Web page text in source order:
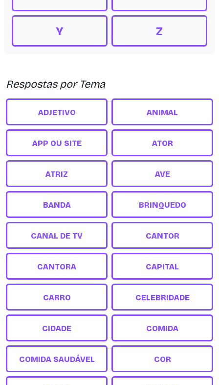
Y Z
Respostas por Tema
ADJETIVO ANIMAL
APP OU SITE ATOR
ATRIZ AVE
BANDA BRINQUEDO
CANAL DE TV CANTOR
CANTORA CAPITAL
CARRO CELEBRIDADE
CIDADE COMIDA
COMIDA SAUDÁVEL COR